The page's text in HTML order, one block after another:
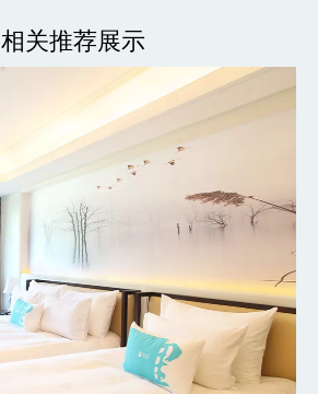
相关推荐展示